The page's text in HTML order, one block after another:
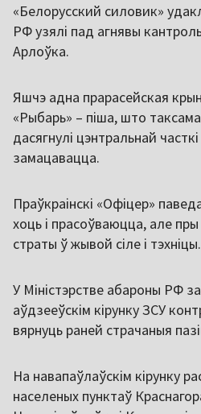
«Белорусский силовик»
РФ узялі пад агнявы
Арлоўка.
Яшчэ адна прарасейская
«Рыбарь» – піша, што
дасягнулі цэнтральнай
замацавацца.
Праўкраінскі «Офіцер»
хоць і прасоўваюцца, але
страты ў жывой сіле і тэхніцы.
У Міністэрстве абароны РФ
аўдзееўскім кірунку ЗСУ
вярнуць раней страчаныя
На навапаўлаўскім кірунку
населеных пунктаў